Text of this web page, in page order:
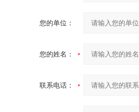
您的单位：
您的姓名：
联系电话：